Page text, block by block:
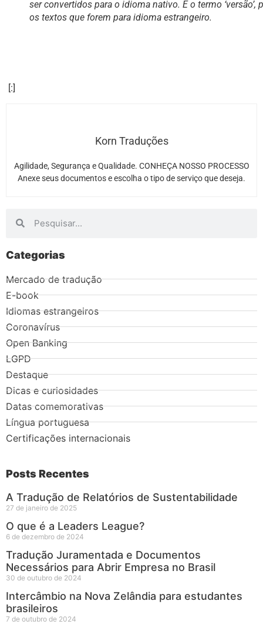
ser convertidos para o idioma nativo. E o termo ‘versão’,
os textos que forem para idioma estrangeiro.
[:]
Korn Traduções
Agilidade, Segurança e Qualidade. CONHEÇA NOSSO PROCESSO
Anexe seus documentos e escolha o tipo de serviço que deseja.
Categorias
Mercado de tradução
E-book
Idiomas estrangeiros
Coronavírus
Open Banking
LGPD
Destaque
Dicas e curiosidades
Datas comemorativas
Língua portuguesa
Certificações internacionais
Posts Recentes
A Tradução de Relatórios de Sustentabilidade
27 de janeiro de 2025
O que é a Leaders League?
6 de dezembro de 2024
Tradução Juramentada e Documentos
Necessários para Abrir Empresa no Brasil
30 de outubro de 2024
Intercâmbio na Nova Zelândia para estudantes
brasileiros
7 de outubro de 2024